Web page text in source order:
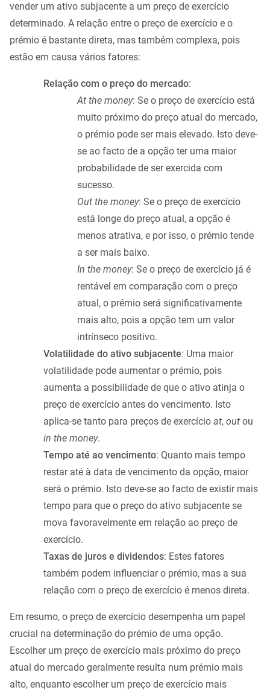
vender um ativo subjacente a um preço de exercício
determinado. A relação entre o preço de exercício e o
prémio é bastante direta, mas também complexa, pois
estão em causa vários fatores:
Relação com o preço do mercado:
At the money: Se o preço de exercício está
muito próximo do preço atual do mercado,
o prémio pode ser mais elevado. Isto deve-
se ao facto de a opção ter uma maior
probabilidade de ser exercida com
sucesso.
Out the money: Se o preço de exercício
está longe do preço atual, a opção é
menos atrativa, e por isso, o prémio tende
a ser mais baixo.
In the money: Se o preço de exercício já é
rentável em comparação com o preço
atual, o prémio será significativamente
mais alto, pois a opção tem um valor
intrínseco positivo.
Volatilidade do ativo subjacente: Uma maior
volatilidade pode aumentar o prémio, pois
aumenta a possibilidade de que o ativo atinja o
preço de exercício antes do vencimento. Isto
aplica-se tanto para preços de exercício at, out ou
in the money.
Tempo até ao vencimento: Quanto mais tempo
restar até à data de vencimento da opção, maior
será o prémio. Isto deve-se ao facto de existir mais
tempo para que o preço do ativo subjacente se
mova favoravelmente em relação ao preço de
exercício.
Taxas de juros e dividendos: Estes fatores
também podem influenciar o prémio, mas a sua
relação com o preço de exercício é menos direta.
Em resumo, o preço de exercício desempenha um papel
crucial na determinação do prémio de uma opção.
Escolher um preço de exercício mais próximo do preço
atual do mercado geralmente resulta num prémio mais
alto, enquanto escolher um preço de exercício mais